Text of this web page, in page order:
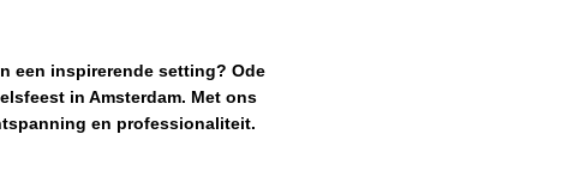
een inspirerende setting? Ode
in Amsterdam. Met ons
en professionaliteit.